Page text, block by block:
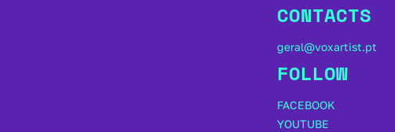
CONTACTS
geral@voxartist.pt
FOLLOW
FACEBOOK
YOUTUBE